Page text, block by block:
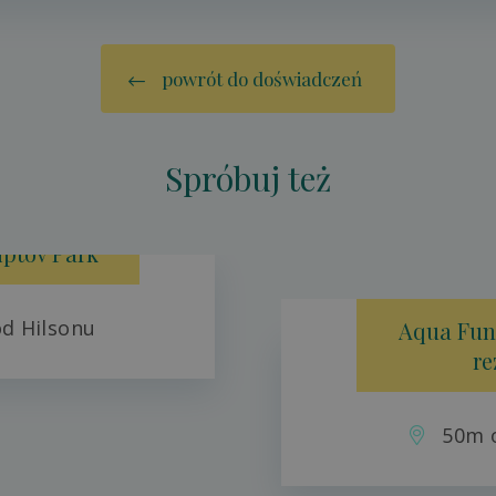
powrót do doświadczeń
Spróbuj też
Park
Hilsonu
Aqua
50m